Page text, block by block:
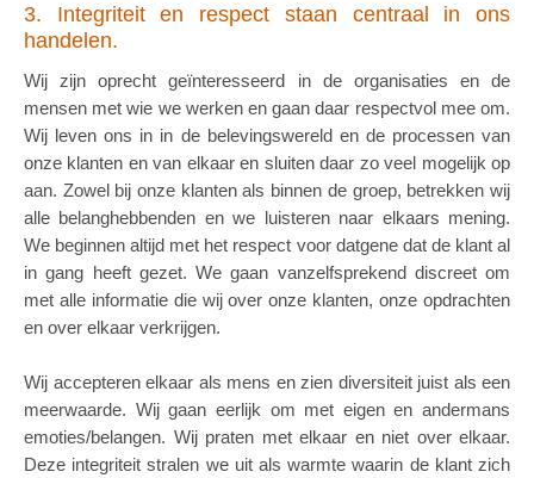
3. Integriteit en respect staan centraal in ons
handelen.
Wij zijn oprecht geïnteresseerd in de organisaties en de
mensen met wie we werken en gaan daar respectvol mee om.
Wij leven ons in in de belevingswereld en de processen van
onze klanten en van elkaar en sluiten daar zo veel mogelijk op
aan. Zowel bij onze klanten als binnen de groep, betrekken wij
alle belanghebbenden en we luisteren naar elkaars mening.
We beginnen altijd met het respect voor datgene dat de klant al
in gang heeft gezet. We gaan vanzelfsprekend discreet om
met alle informatie die wij over onze klanten, onze opdrachten
en over elkaar verkrijgen.
Wij accepteren elkaar als mens en zien diversiteit juist als een
meerwaarde. Wij gaan eerlijk om met eigen en andermans
emoties/belangen. Wij praten met elkaar en niet over elkaar.
Deze integriteit stralen we uit als warmte waarin de klant zich